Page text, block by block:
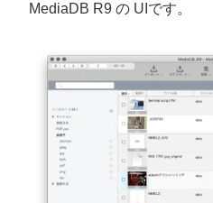
MediaDB R9 の UIです。